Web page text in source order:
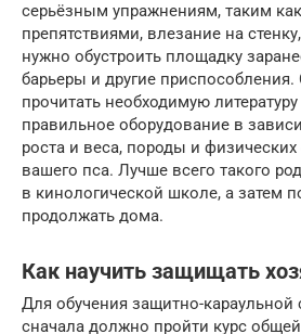
серьёзным упражнениям, таким
препятствиями, влезание на
нужно обустроить площадку
барьеры и другие приспособления.
прочитать необходимую
правильное оборудование в
роста и веса, породы и физических
вашего пса. Лучше всего такого
в кинологической школе, а затем
продолжать дома.
Как научить защищать
Для обучения защитно-
сначала должно пройти курс